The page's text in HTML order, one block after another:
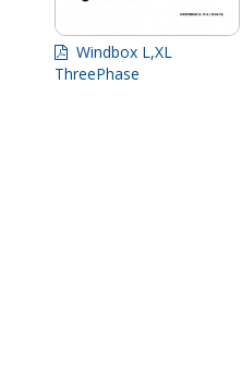
Windbox L,XL
ThreePhase